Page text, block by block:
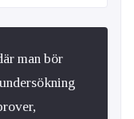
man bör